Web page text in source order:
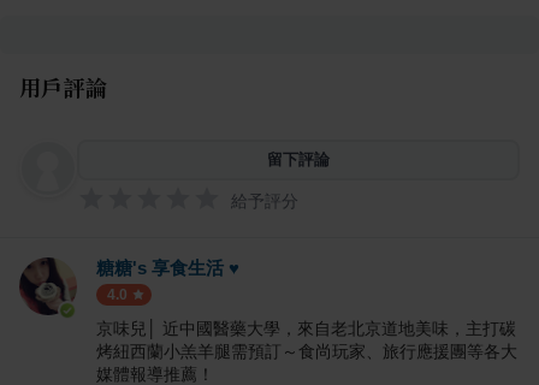
用戶評論
留下評論
給予評分
糖糖's 享食生活 ♥
4.0
京味兒│ 近中國醫藥大學，來自老北京道地美味，主打碳
烤紐西蘭小羔羊腿需預訂～食尚玩家、旅行應援團等各大
媒體報導推薦！